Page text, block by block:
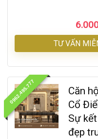
TƯ VẤN
0962.495.777
Căn
Cổ
Sự
đẹp